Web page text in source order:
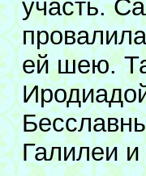
участь.
ей шею.
Галилеи и